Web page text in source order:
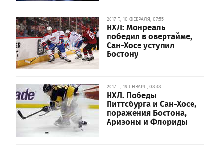
2017 Г., 10 ФЕВРАЛЯ, 07:55
НХЛ: Монреаль
победил в овертайме,
Сан-Хосе уступил
Бостону
2017 Г., 19 ЯНВАРЯ, 08:38
НХЛ. Победы
Питтсбурга и Сан-Хосе,
поражения Бостона,
Аризоны и Флориды